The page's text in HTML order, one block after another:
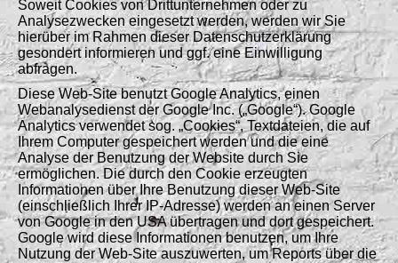
Soweit Cookies von Drittunternehmen oder zu
Analysezwecken eingesetzt werden, werden wir Sie
hierüber im Rahmen dieser Datenschutzerklärung
gesondert informieren und ggf. eine Einwilligung
abfragen.
Diese Web-Site benutzt Google Analytics, einen
Webanalysedienst der Google Inc. („Google“). Google
Analytics verwendet sog. „Cookies“, Textdateien, die auf
Ihrem Computer gespeichert werden und die eine
Analyse der Benutzung der Website durch Sie
ermöglichen. Die durch den Cookie erzeugten
Informationen über Ihre Benutzung dieser Web-Site
(einschließlich Ihrer IP-Adresse) werden an einen Server
von Google in den USA übertragen und dort gespeichert.
Google wird diese Informationen benutzen, um Ihre
Nutzung der Web-Site auszuwerten, um Reports über die